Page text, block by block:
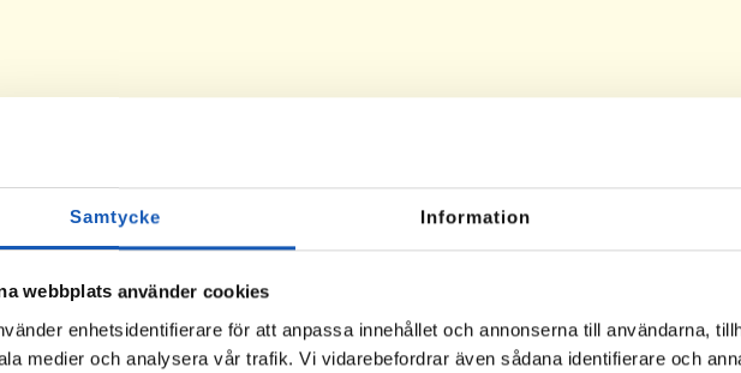
Samtycke Information
webbplats använder cookies
enhetsidentifierare för att anpassa innehållet och annonserna till användarna,
medier och analysera vår trafik. Vi vidarebefordrar även sådana identifierare och